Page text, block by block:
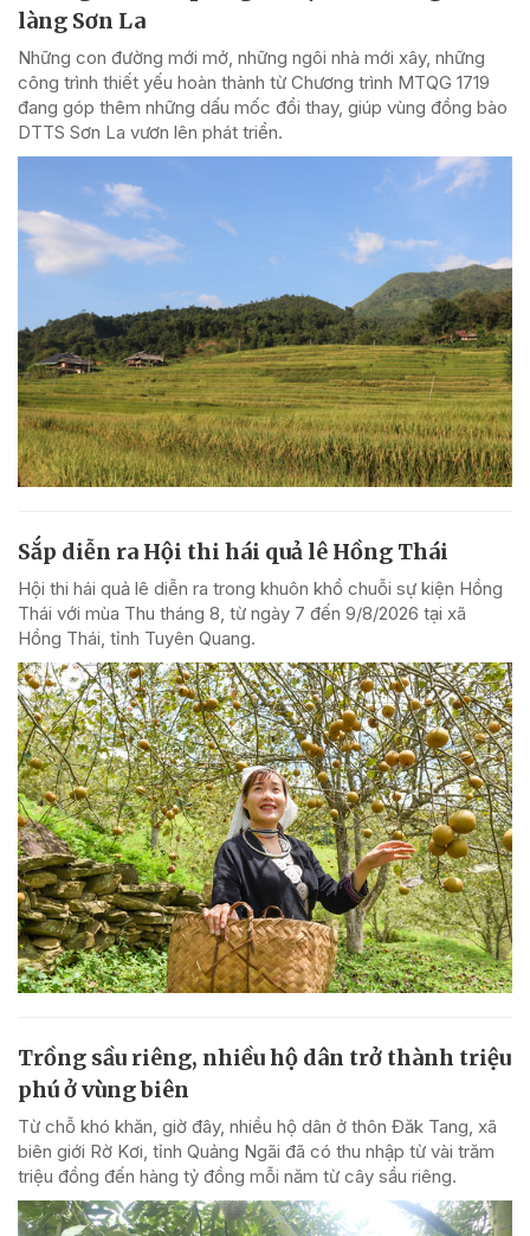
làng Sơn La
Những con đường mới mở, những ngôi nhà mới xây, những
công trình thiết yếu hoàn thành từ Chương trình MTQG 1719
đang góp thêm những dấu mốc đổi thay, giúp vùng đồng bào
DTTS Sơn La vươn lên phát triển.
Sắp diễn ra Hội thi hái quả lê Hồng Thái
Hội thi hái quả lê diễn ra trong khuôn khổ chuỗi sự kiện Hồng
Thái với mùa Thu tháng 8, từ ngày 7 đến 9/8/2026 tại xã
Hồng Thái, tỉnh Tuyên Quang.
Trồng sầu riêng, nhiều hộ dân trở thành triệu
phú ở vùng biên
Từ chỗ khó khăn, giờ đây, nhiều hộ dân ở thôn Đăk Tang, xã
biên giới Rờ Kơi, tỉnh Quảng Ngãi đã có thu nhập từ vài trăm
triệu đồng đến hàng tỷ đồng mỗi năm từ cây sầu riêng.